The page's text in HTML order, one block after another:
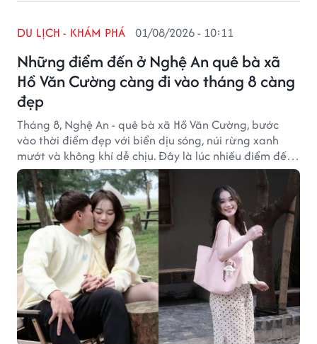
Những điểm đến ở Nghệ An quê bà xã
Hồ Văn Cường càng đi vào tháng 8 càng
đẹp
DU LỊCH - KHÁM PHÁ 01/08/2026 - 10:11
Tháng 8, Nghệ An - quê bà xã Hồ Văn Cường, bước
vào thời điểm đẹp với biển dịu sóng, núi rừng xanh
mướt và không khí dễ chịu. Đây là lúc nhiều điểm đến
trong tỉnh khoác lên vẻ đẹp khác hẳn những tháng
cao điểm mùa hè.